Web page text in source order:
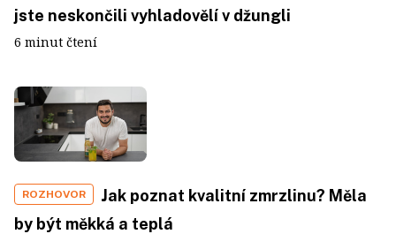
jste neskončili vyhladovělí v džungli
6 minut čtení
ROZHOVOR
Jak poznat kvalitní zmrzlinu? Měla
by být měkká a teplá